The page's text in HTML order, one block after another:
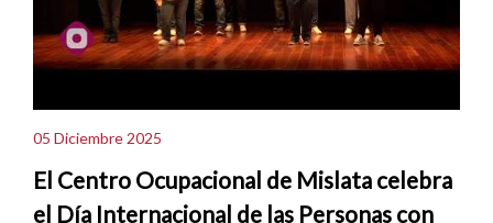
05 Diciembre 2025
El Centro Ocupacional de Mislata celebra
el Día Internacional de las Personas con